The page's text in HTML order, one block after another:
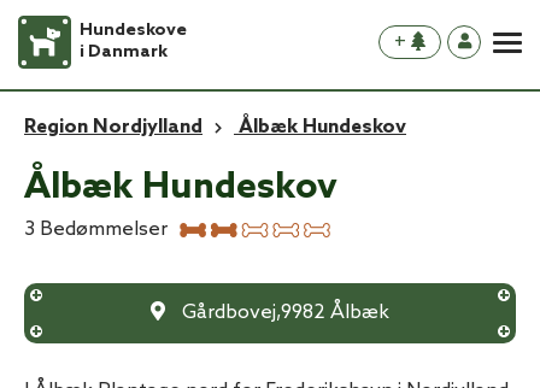
Hundeskove
i Danmark
+
Region Nordjylland Ålbæk Hundeskov
Ålbæk Hundeskov
3 Bedømmelser
Gårdbovej,9982 Ålbæk